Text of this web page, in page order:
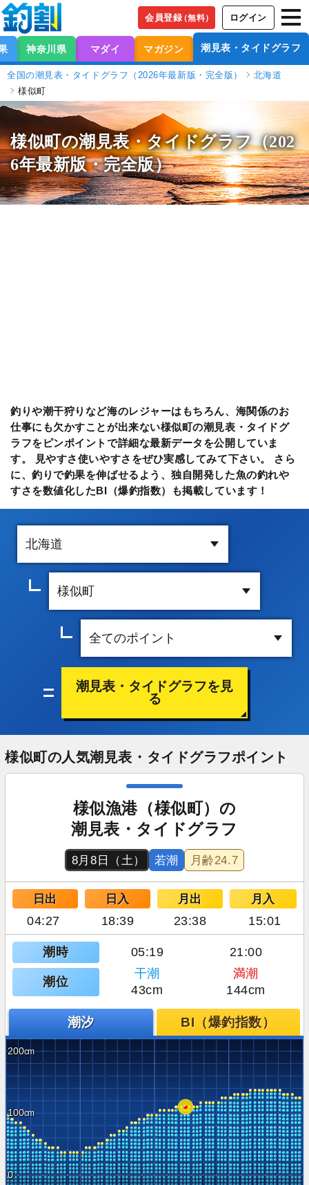
会員登録（無料） ログイン
神奈川県 マダイ マガジン 潮見表・タイドグラフ
全国の潮見表・タイドグラフ（2026年最新版・完全版）
北海道
様似町
様似町の潮見表・タイドグラフ（202
6年最新版・完全版）
釣りや潮干狩りなど海のレジャーはもちろん、海関係のお
仕事にも欠かすことが出来ない様似町の潮見表・タイドグ
ラフをピンポイントで詳細な最新データを公開していま
す。 見やすさ使いやすさをぜひ実感してみて下さい。 さら
に、釣りで釣果を伸ばせるよう、独自開発した魚の釣れや
すさを数値化したBI（爆釣指数）も掲載しています！
潮見表・タイドグラフを見
る
様似町の人気潮見表・タイドグラフポイント
様似漁港（様似町）の
潮見表・タイドグラフ
8月8日（土） 若潮 月齢24.7
日出 日入 月出 月入
04:27 18:39 23:38 15:01
潮時 05:19 21:00
潮位
干潮
満潮
43cm
144cm
潮汐 BI（爆釣指数）
200
100
0